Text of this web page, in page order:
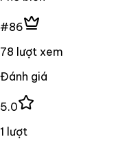
#86
78 lượt xem
Đánh giá
5.0
1 lượt